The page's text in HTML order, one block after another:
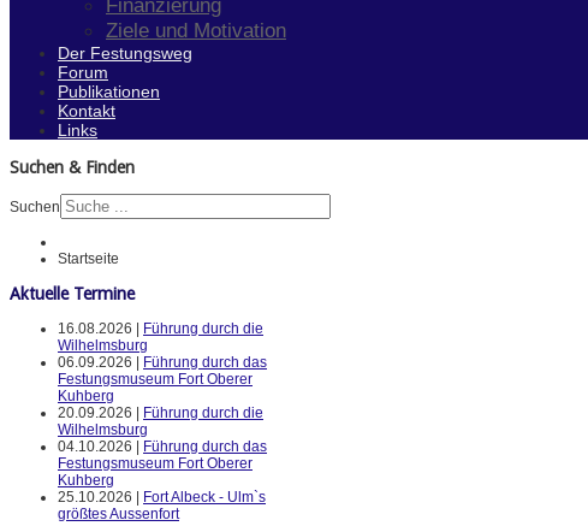
Finanzierung
Ziele und Motivation
Der Festungsweg
Forum
Publikationen
Kontakt
Links
Suchen & Finden
Suchen
Startseite
Aktuelle Termine
16.08.2026 |
Führung durch die
Wilhelmsburg
06.09.2026 |
Führung durch das
Festungsmuseum Fort Oberer
Kuhberg
20.09.2026 |
Führung durch die
Wilhelmsburg
04.10.2026 |
Führung durch das
Festungsmuseum Fort Oberer
Kuhberg
25.10.2026 |
Fort Albeck - Ulm`s
größtes Aussenfort